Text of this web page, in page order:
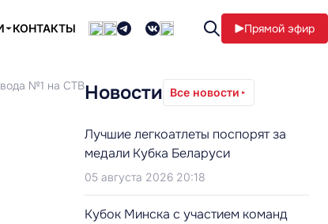
КОНТАКТЫ Прямой эфир
№1 на СТВНовости Все новости
Лучшие легкоатлеты поспорят за
медали Кубка Беларуси
05 августа 2026 20:18
Кубок Минска с участием команд